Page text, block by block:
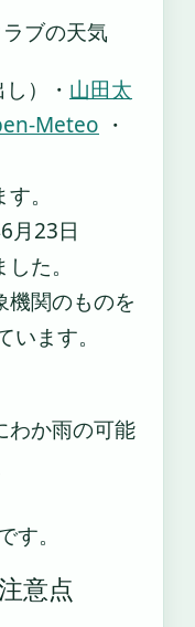
ブの天気
） ・ 山田太
Meteo ・
。
月23日
た。
機関のものを
ます。
わか雨の可能
。
意点